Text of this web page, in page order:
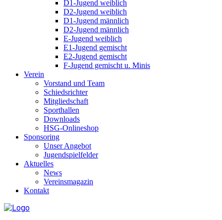
D1-Jugend weiblich
D2-Jugend weiblich
D1-Jugend männlich
D2-Jugend männlich
E-Jugend weiblich
E1-Jugend gemischt
E2-Jugend gemischt
F-Jugend gemischt u. Minis
Verein
Vorstand und Team
Schiedsrichter
Mitgliedschaft
Sporthallen
Downloads
HSG-Onlineshop
Sponsoring
Unser Angebot
Jugendspielfelder
Aktuelles
News
Vereinsmagazin
Kontakt